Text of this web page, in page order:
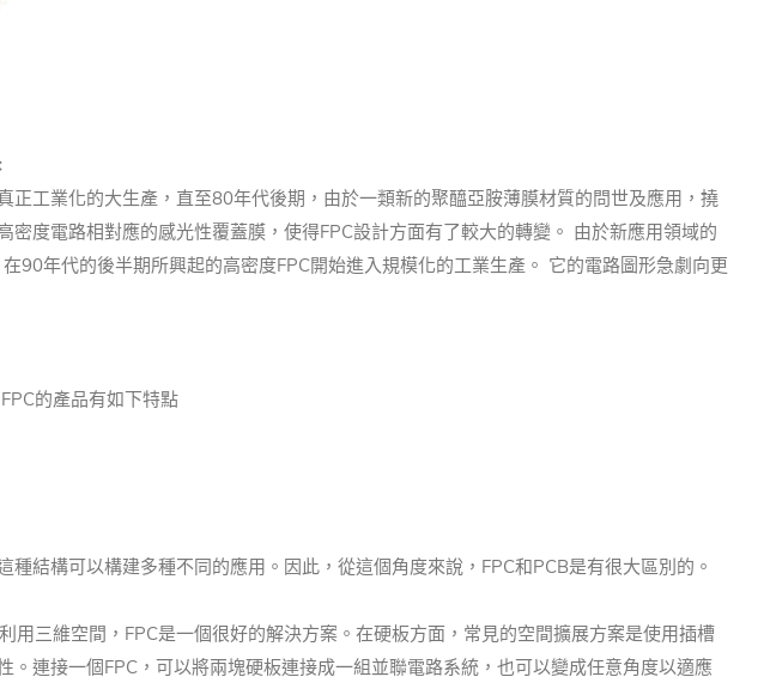
工業化的大生產，直至80年代後期，由於一類新的聚醯亞胺薄膜材質的問世及應用，撓
度電路相對應的感光性覆蓋膜，使得FPC設計方面有了較大的轉變。 由於新應用領域的
90年代的後半期所興起的高密度FPC開始進入規模化的工業生產。 它的電路圖形急劇向更
的產品有如下特點
種結構可以構建多種不同的應用。 因此，從這個角度來說，FPC和PCB是有很大區別的。
用三維空間，FPC是一個很好的解決方案。 在硬板方面，常見的空間擴展方案是使用插槽
。 連接一個FPC，可以將兩塊硬板連接成一組並聯電路系統，也可以變成任意角度以適應